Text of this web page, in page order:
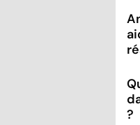
?